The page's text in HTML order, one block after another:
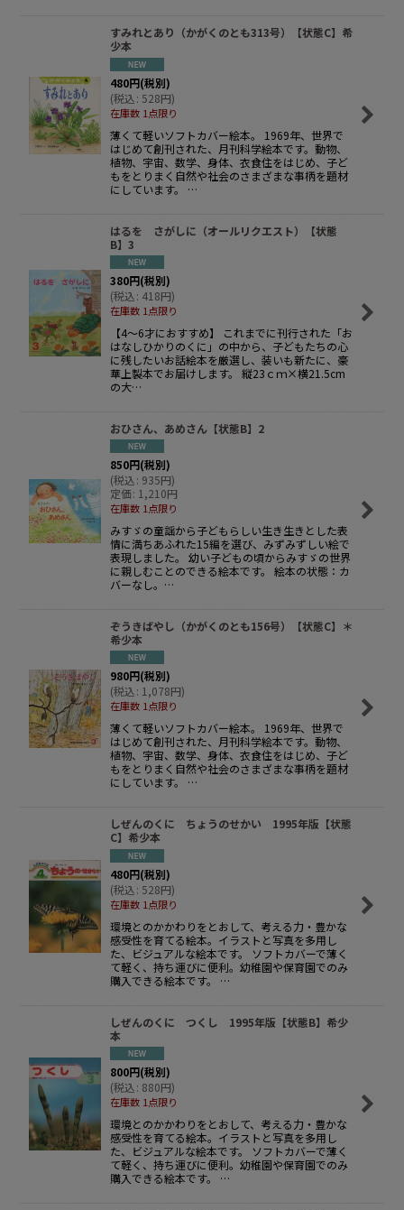
すみれとあり（かがくのとも313号）【状態C】希
少本
480円(税別)
(税込: 528円)
在庫数 1点限り
薄くて軽いソフトカバー絵本。 1969年、世界で
はじめて創刊された、月刊科学絵本です。動物、
植物、宇宙、数学、身体、衣食住をはじめ、子ど
もをとりまく自然や社会のさまざまな事柄を題材
にしています。 …
はるを さがしに（オールリクエスト）【状態
B】3
380円(税別)
(税込: 418円)
在庫数 1点限り
【4〜6才におすすめ】 これまでに刊行された「お
はなしひかりのくに」の中から、子どもたちの心
に残したいお話絵本を厳選し、装いも新たに、豪
華上製本でお届けします。 縦23ｃｍ×横21.5cm
の大…
おひさん、あめさん【状態B】2
850円(税別)
(税込: 935円)
定価: 1,210円
在庫数 1点限り
みすゞの童謡から子どもらしい生き生きとした表
情に満ちあふれた15編を選び、みずみずしい絵で
表現しました。 幼い子どもの頃からみすゞの世界
に親しむことのできる絵本です。 絵本の状態：カ
バーなし。…
ぞうきばやし（かがくのとも156号）【状態C】＊
希少本
980円(税別)
(税込: 1,078円)
在庫数 1点限り
薄くて軽いソフトカバー絵本。 1969年、世界で
はじめて創刊された、月刊科学絵本です。動物、
植物、宇宙、数学、身体、衣食住をはじめ、子ど
もをとりまく自然や社会のさまざまな事柄を題材
にしています。 …
しぜんのくに ちょうのせかい 1995年版【状態
C】希少本
480円(税別)
(税込: 528円)
在庫数 1点限り
環境とのかかわりをとおして、考える力・豊かな
感受性を育てる絵本。イラストと写真を多用し
た、ビジュアルな絵本です。 ソフトカバーで薄く
て軽く、持ち運びに便利。幼稚園や保育園でのみ
購入できる絵本です。 …
しぜんのくに つくし 1995年版【状態B】希少
本
800円(税別)
(税込: 880円)
在庫数 1点限り
環境とのかかわりをとおして、考える力・豊かな
感受性を育てる絵本。イラストと写真を多用し
た、ビジュアルな絵本です。 ソフトカバーで薄く
て軽く、持ち運びに便利。幼稚園や保育園でのみ
購入できる絵本です。 …